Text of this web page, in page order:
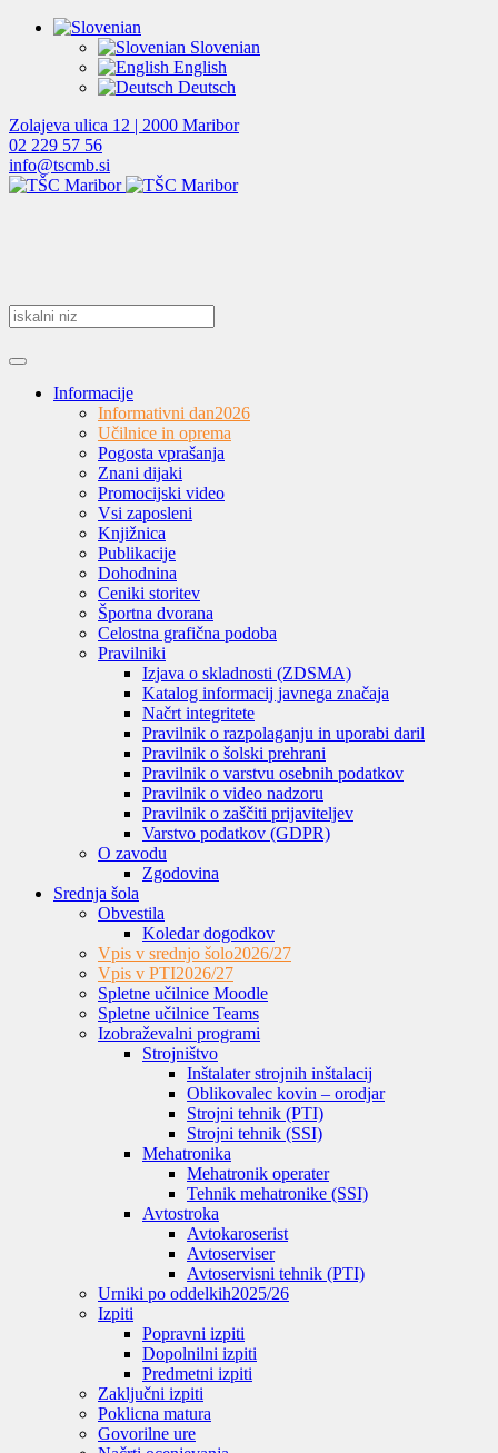
Slovenian
English
Deutsch
Zolajeva ulica 12 | 2000 Maribor
02 229 57 56
info@tscmb.si
Informacije
Informativni dan2026
Učilnice in oprema
Pogosta vprašanja
Znani dijaki
Promocijski video
Vsi zaposleni
Knjižnica
Publikacije
Dohodnina
Ceniki storitev
Športna dvorana
Celostna grafična podoba
Pravilniki
Izjava o skladnosti (ZDSMA)
Katalog informacij javnega značaja
Načrt integritete
Pravilnik o razpolaganju in uporabi daril
Pravilnik o šolski prehrani
Pravilnik o varstvu osebnih podatkov
Pravilnik o video nadzoru
Pravilnik o zaščiti prijaviteljev
Varstvo podatkov (GDPR)
O zavodu
Zgodovina
Srednja šola
Obvestila
Koledar dogodkov
Vpis v srednjo šolo2026/27
Vpis v PTI2026/27
Spletne učilnice Moodle
Spletne učilnice Teams
Izobraževalni programi
Strojništvo
Inštalater strojnih inštalacij
Oblikovalec kovin – orodjar
Strojni tehnik (PTI)
Strojni tehnik (SSI)
Mehatronika
Mehatronik operater
Tehnik mehatronike (SSI)
Avtostroka
Avtokaroserist
Avtoserviser
Avtoservisni tehnik (PTI)
Urniki po oddelkih2025/26
Izpiti
Popravni izpiti
Dopolnilni izpiti
Predmetni izpiti
Zaključni izpiti
Poklicna matura
Govorilne ure